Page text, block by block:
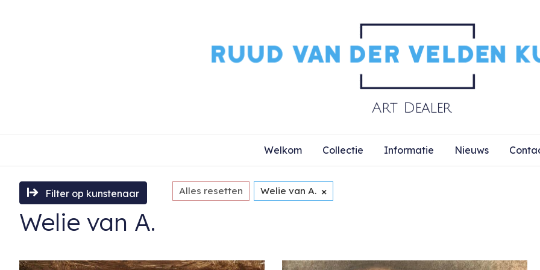
Welkom Collectie Informatie Nieuws
Filter op kunstenaar Alles resetten Welie van A. ×
Welie van A.